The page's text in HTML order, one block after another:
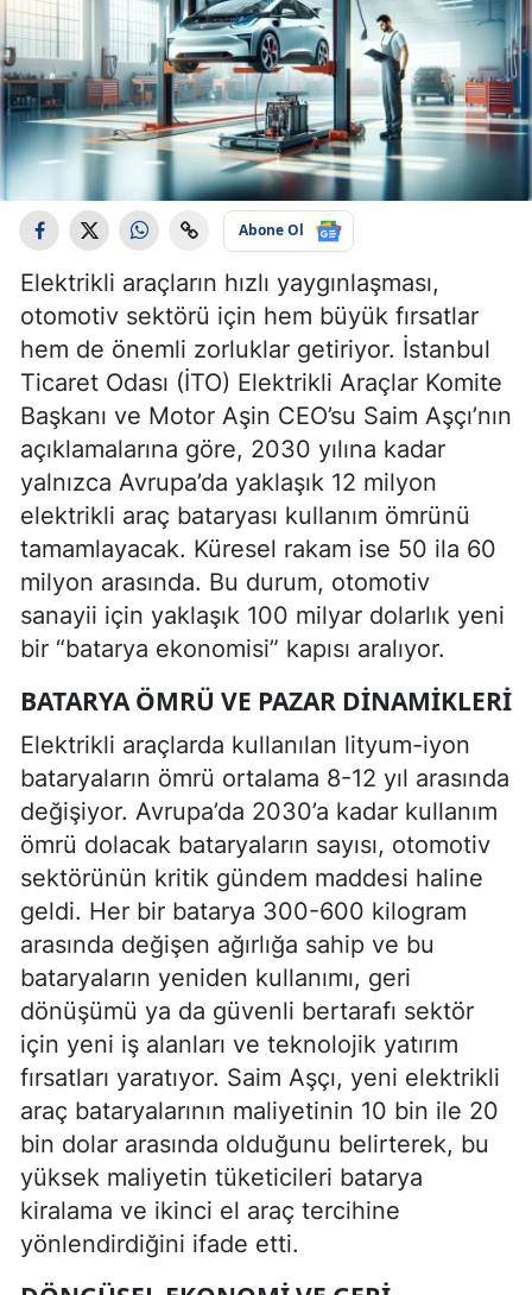
Abone Ol
Elektrikli araçların hızlı yaygınlaşması,
otomotiv sektörü için hem büyük fırsatlar
hem de önemli zorluklar getiriyor. İstanbul
Ticaret Odası (İTO) Elektrikli Araçlar Komite
Başkanı ve Motor Aşin CEO’su Saim Aşçı’nın
açıklamalarına göre, 2030 yılına kadar
yalnızca Avrupa’da yaklaşık 12 milyon
elektrikli araç bataryası kullanım ömrünü
tamamlayacak. Küresel rakam ise 50 ila 60
milyon arasında. Bu durum, otomotiv
sanayii için yaklaşık 100 milyar dolarlık yeni
bir “batarya ekonomisi” kapısı aralıyor.
BATARYA ÖMRÜ VE PAZAR DINAMIKLERI
Elektrikli araçlarda kullanılan lityum-iyon
bataryaların ömrü ortalama 8-12 yıl arasında
değişiyor. Avrupa’da 2030’a kadar kullanım
ömrü dolacak bataryaların sayısı, otomotiv
sektörünün kritik gündem maddesi haline
geldi. Her bir batarya 300-600 kilogram
arasında değişen ağırlığa sahip ve bu
bataryaların yeniden kullanımı, geri
dönüşümü ya da güvenli bertarafı sektör
için yeni iş alanları ve teknolojik yatırım
fırsatları yaratıyor. Saim Aşçı, yeni elektrikli
araç bataryalarının maliyetinin 10 bin ile 20
bin dolar arasında olduğunu belirterek, bu
yüksek maliyetin tüketicileri batarya
kiralama ve ikinci el araç tercihine
yönlendirdiğini ifade etti.